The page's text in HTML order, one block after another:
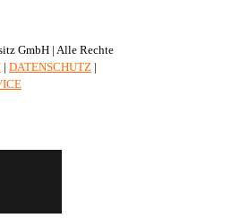
GmbH | Alle Rechte
| DATENSCHUTZ |